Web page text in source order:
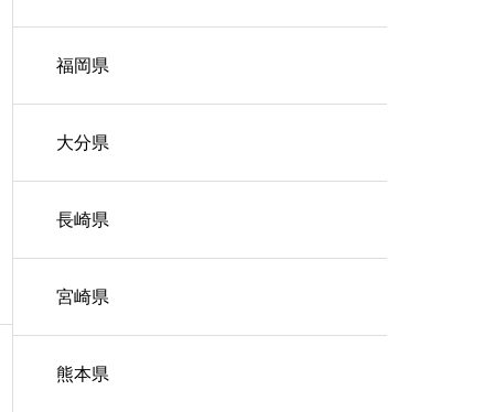
福岡県
大分県
長崎県
宮崎県
熊本県